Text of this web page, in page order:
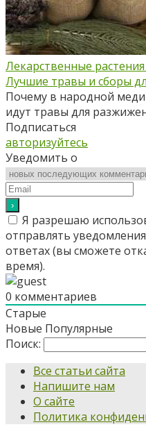
Лекарственные растения
Лучшие травы и сборы
Почему в народной
идут травы для
Подписаться
авторизуйтесь
Уведомить о
Я разрешаю
отправлять
ответах (вы cможете
время).
0 комментариев
Старые
Новые Популярные
Поиск:
Все статьи сайта
Напишите нам
О сайте
Политика